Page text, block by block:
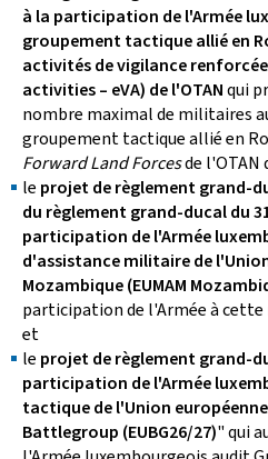
à la participation de l'Armée
groupement tactique allié en
activités de vigilance
activities – eVA) de l'OTANqui
nombre maximal de militaires
groupement tactique allié en
Forward Land Forcesde l'OTAN
le projet de règlement
du règlement grand-ducal du
participation de l'Armée
d'assistance militaire de
Mozambique (EUMAM
participation de l'Armée à cette
et
le projet de règlement grand-
participation de l'Armée
tactique de l'Union européenne
Battlegroup (EUBG26/27)" qui